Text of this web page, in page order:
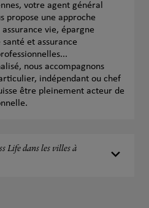
votre agent général
propose une approche
vie, épargne
et assurance
nous accompagnons
indépendant ou chef
être pleinement acteur de
Life dans les villes à